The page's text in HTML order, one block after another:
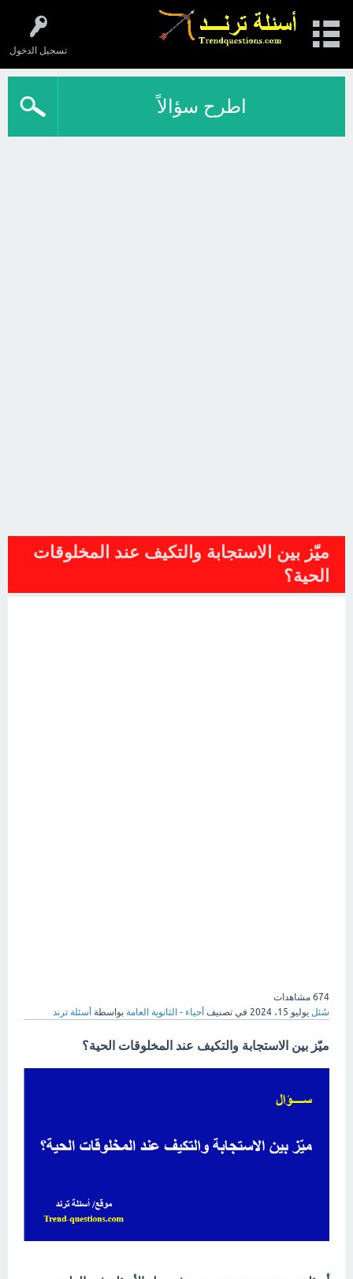
تسجيل الدخول
اطرح سؤالاً
ميّز بين الاستجابة والتكيف عند المخلوقات
الحية؟
674 مشاهدات
سُئل يوليو 15، 2024 في تصنيف أحياء - الثانوية العامة بواسطة أسئلة ترند
ميّز بين الاستجابة والتكيف عند المخلوقات الحية؟